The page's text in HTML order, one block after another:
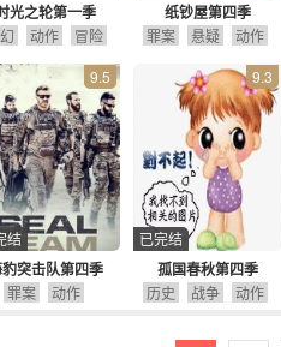
光之轮第一季
动作 冒险
纸钞屋第四季
罪案 悬疑 动作
突击队第四季
9.5
结
罪案 动作
孤国春秋第四季
9.3
已完结
历史 战争 动作